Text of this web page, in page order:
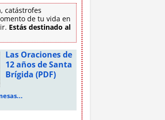
catástrofes
de tu vida en
Estás destinado al
Las Oraciones de
12 años de Santa
Brígida (PDF)